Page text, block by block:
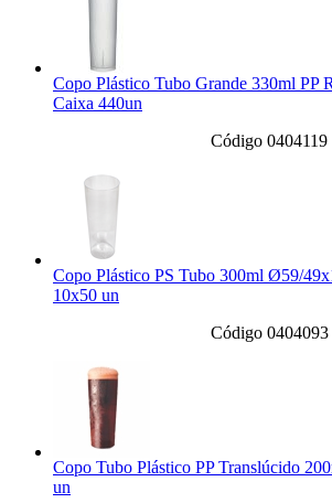
Copo Plástico Tubo Grande 330ml PP
Caixa 440un
Código 0404119
Copo Plástico PS Tubo 300ml Ø59/
10x50 un
Código 0404093
Copo Tubo Plástico PP Translúcido
un